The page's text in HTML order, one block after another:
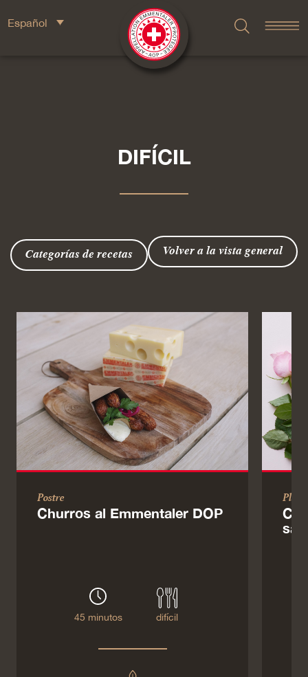
Español
DIFÍCIL
Categorías de recetas Volver a la vista general
Postre
Churros al Emmentaler DOP
45 minutos difícil